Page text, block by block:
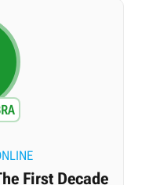
First Decade